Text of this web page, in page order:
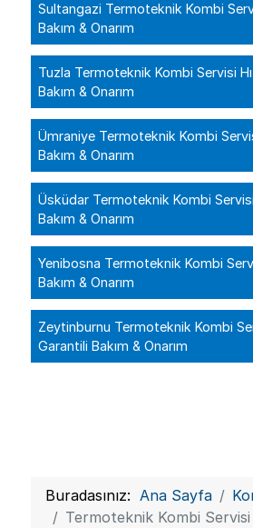
Sultangazi Termoteknik Kombi
Bakım & Onarım
Tuzla Termoteknik Kombi Servisi
Bakım & Onarım
Ümraniye Termoteknik Kombi
Bakım & Onarım
Üsküdar Termoteknik Kombi Servisi
Bakım & Onarım
Yenibosna Termoteknik Kombi
Bakım & Onarım
Zeytinburnu Termoteknik Kombi
Garantili Bakım & Onarım
Buradasınız: Ana Sayfa
Termoteknik Kombi Servisi